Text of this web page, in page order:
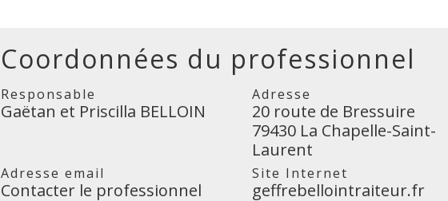
Coordonnées du professionnel
Responsable
Gaëtan et Priscilla BELLOIN
Adresse
20 route de Bressuire
79430 La Chapelle-Saint-
Laurent
Adresse email
Contacter le professionnel
Site Internet
geffrebellointraiteur.fr